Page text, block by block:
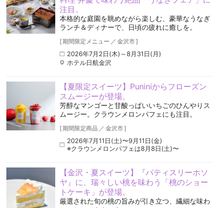
注目。
本格的な庭園を眺めながら楽しむ、豪華なうなぎ
ランチ＆ディナーで、日頃の疲れに癒しを。
[期間限定メニュー ／ 金沢市]
2026年7月2日(木)～8月31日(月)
ホテル日航金沢
【夏限定スイーツ】Puniniからフローズン
スムージーが登場。
芳醇なマンゴーと甘酸っぱいいちごのひんやりス
ムージー。クラウンメロンパフェにも注目。
[期間限定商品 ／ 金沢市]
2026年7月11日(土)〜9月11日(金)
※クラウンメロンパフェは8月8日(土)〜
【金沢・夏スイーツ】『パティスリーホソ
ヤ』に、瑞々しい桃を味わう「桃のショー
トケーキ」が登場。
厳選された旬の桃の旨みが引き立つ、繊細な味わ